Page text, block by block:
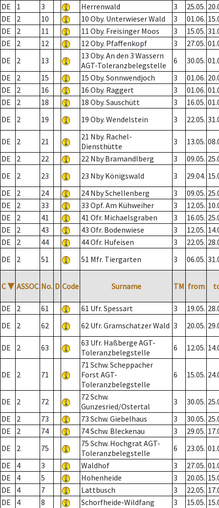
DE
1 3 Herrenwald 3 25.05.
DE
2 10 10 Oby. Unterwieser Wald 3 01.06.
DE
2 11 11 Oby. Freisinger Moos 3 15.05.
DE
2 12 12 Oby. Pfaffenkopf 3 27.05.
DE
2 13
13 Oby. An den 3 Wassern
AGT-Toleranzbelegstelle
6 30.05.
DE
2 15 15 Oby. Sonnwendjoch 3 01.06.
DE
2 16 16 Oby. Raggert 3 01.06.
DE
2 18 18 Oby. Sauschütt 3 16.05.
DE
2 19 19 Oby. Wendelstein 3 22.05.
DE 2 21
21 Nby. Rachel-
Diensthütte
3 13.05.
DE
2 22 22 Nby Bramandlberg 3 09.05.
DE
2 23 23 Nby Königswald 3 29.04.
DE
2 24 24 Nby Schellenberg 3 09.05.
DE
2 33 33 Opf. Am Kühweiher 3 12.05.
DE
2 41 41 Ofr. Michaelsgraben 3 16.05.
DE
2 43 43 Ofr. Bodenwiese 3 12.05.
DE
2 44 44 Ofr. Hufeisen 3 22.05.
DE
2 51 51 Mfr. Tiergarten 3 06.05.
C ▼ ASSOC No. D Code Surname TM from
DE 2 61 61 Ufr. Spessart 3 19.05.
DE
2 62 62 Ufr. Gramschatzer Wald 3 20.05.
DE 2 63
63 Ufr. Haßberge AGT-
Toleranzbelegstelle
6 12.05.
DE 2 71
71 Schw. Scheppacher
Forst AGT-
Toleranzbelegstelle
6 15.05.
DE 2 72
72 Schw.
Gunzesried/Ostertal
3 30.05.
DE
2 73 73 Schw. Giebelhaus 3 30.05.
DE
2 74 74 Schw. Bleckenau 3 29.05.
DE
2 75
75 Schw. Hochgrat AGT-
Toleranzbelegstelle
6 23.05.
DE
4 3 Waldhof 3 27.05.
DE
4 5 Hohenheide 3 20.05.
DE
4 7 Lattbusch 3 22.05.
DE
4 8 Schorfheide-Wildfang 3 15.05.